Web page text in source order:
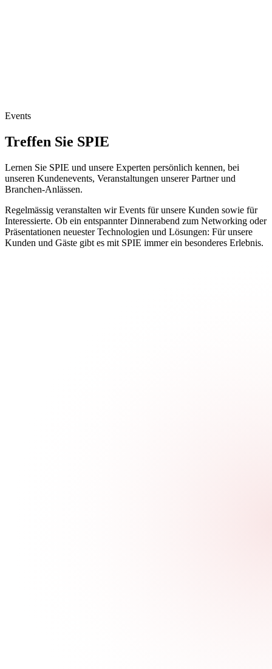
Events
Treffen Sie SPIE
Lernen Sie SPIE und unsere Experten persönlich kennen, bei
unseren Kundenevents, Veranstaltungen unserer Partner und
Branchen-Anlässen.
Regelmässig veranstalten wir Events für unsere Kunden sowie für
Interessierte. Ob ein entspannter Dinnerabend zum Networking oder
Präsentationen neuester Technologien und Lösungen: Für unsere
Kunden und Gäste gibt es mit SPIE immer ein besonderes Erlebnis.